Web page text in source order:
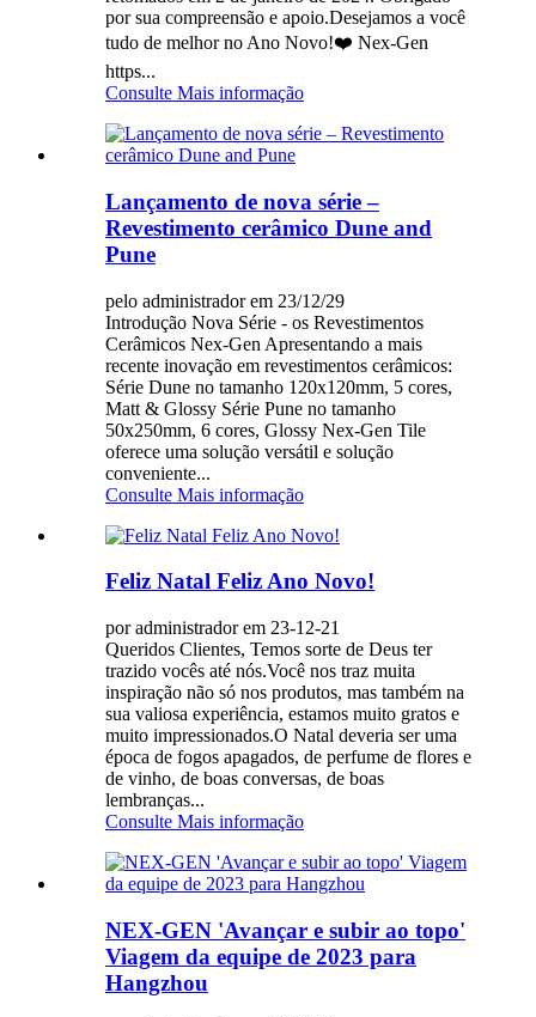
por sua compreensão e apoio.Desejamos a você
tudo de melhor no Ano Novo!❤️ Nex-Gen
https...
Consulte Mais informação
Lançamento de nova série –
Revestimento cerâmico Dune and
Pune
pelo administrador em 23/12/29
Introdução Nova Série - os Revestimentos
Cerâmicos Nex-Gen Apresentando a mais
recente inovação em revestimentos cerâmicos:
Série Dune no tamanho 120x120mm, 5 cores,
Matt & Glossy Série Pune no tamanho
50x250mm, 6 cores, Glossy Nex-Gen Tile
oferece uma solução versátil e solução
conveniente...
Consulte Mais informação
Feliz Natal Feliz Ano Novo!
por administrador em 23-12-21
Queridos Clientes, Temos sorte de Deus ter
trazido vocês até nós.Você nos traz muita
inspiração não só nos produtos, mas também na
sua valiosa experiência, estamos muito gratos e
muito impressionados.O Natal deveria ser uma
época de fogos apagados, de perfume de flores e
de vinho, de boas conversas, de boas
lembranças...
Consulte Mais informação
NEX-GEN 'Avançar e subir ao topo'
Viagem da equipe de 2023 para
Hangzhou